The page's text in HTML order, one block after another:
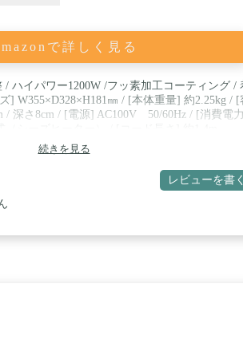
で詳しく見る
ハイパワー1200W /フッ素加工コーティング /
] W355×D328×H181㎜ / [本体重量] 約2.25kg / [
/ 深さ8cm / [電源] AC100V 50/60Hz / [消費電
続きを見る
レビューを書く